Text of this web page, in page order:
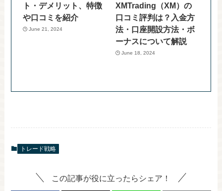
ト・デメリット、特徴
や口コミを紹介
June 21, 2024
XMTrading（XM）の
口コミ評判は？入金方
法・口座開設方法・ボ
ーナスについて解説
June 18, 2024
トレード戦略
この記事が役に立ったらシェア！